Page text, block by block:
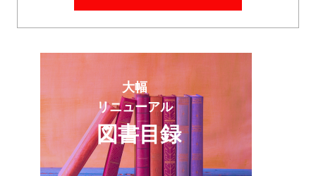
大幅
リニューアル
図書目録